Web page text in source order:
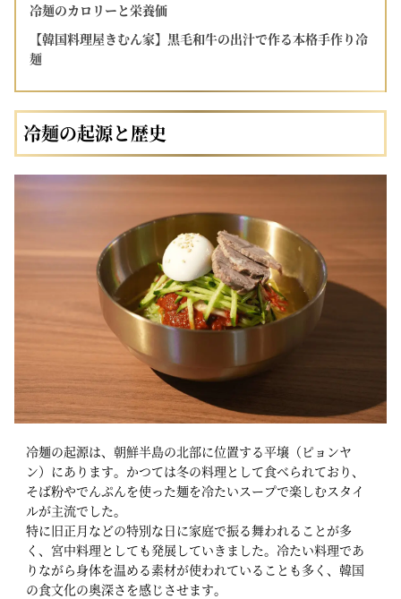
冷麺のカロリーと栄養価
【韓国料理屋きむん家】黒毛和牛の出汁で作る本格手作り冷
麺
冷麺の起源と歴史
冷麺の起源は、朝鮮半島の北部に位置する平壌（ピョンヤ
ン）にあります。かつては冬の料理として食べられており、
そば粉やでんぷんを使った麺を冷たいスープで楽しむスタイ
ルが主流でした。
特に旧正月などの特別な日に家庭で振る舞われることが多
く、宮中料理としても発展していきました。冷たい料理であ
りながら身体を温める素材が使われていることも多く、韓国
の食文化の奥深さを感じさせます。